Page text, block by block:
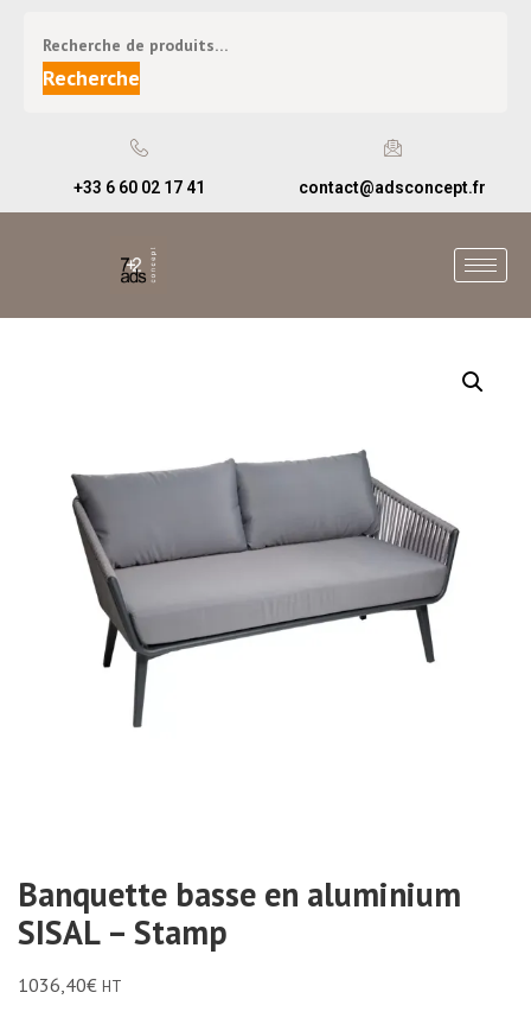
Recherche
+33 6 60 02 17 41 contact@adsconcept.fr
Banquette basse en aluminium
SISAL – Stamp
1036,40€ HT